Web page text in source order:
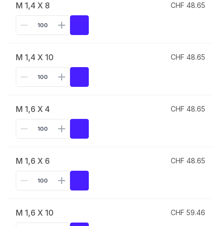
M 1,4 X 8 CHF 48.65
M 1,4 X 10 CHF 48.65
M 1,6 X 4 CHF 48.65
M 1,6 X 6 CHF 48.65
M 1,6 X 10 CHF 59.46